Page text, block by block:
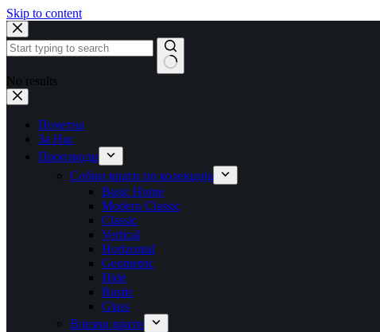
Skip to content
No results
Почетна
За Нас
Производи
Собни врати по колекција
Basic Home
Modern Classic
Classic
Vertical
Horizontal
Geometric
Hide
Rustic
Glass
Влезни врати